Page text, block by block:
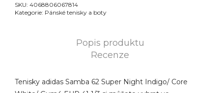
SKU: 4068806067814
Kategorie: Pánské tenisky a boty
Popis produktu
Recenze
Tenisky adidas Samba 62 Super Night Indigo/ Core